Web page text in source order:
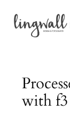
innehåll
with f3